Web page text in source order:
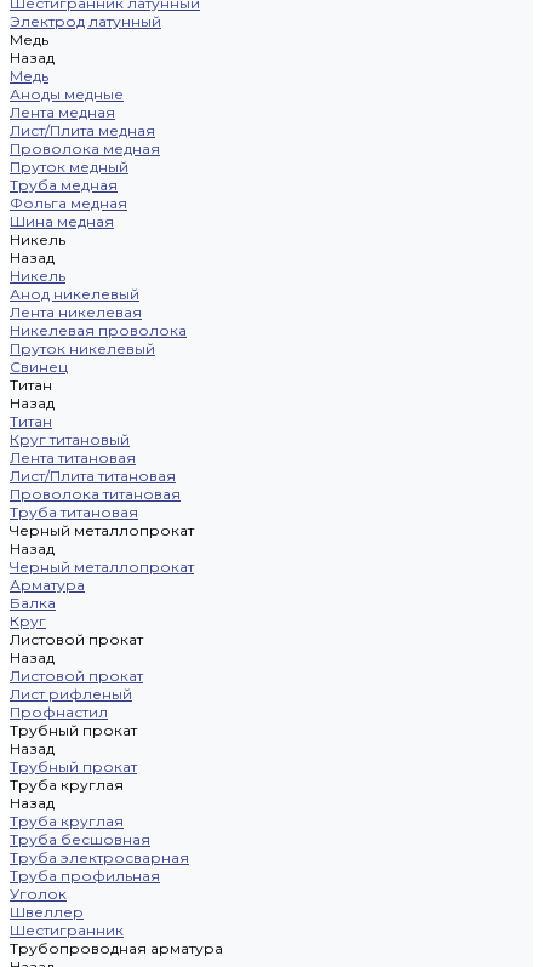
Электрод латунный
Медь
Назад
Медь
Аноды медные
Лента медная
Лист/Плита медная
Проволока медная
Пруток медный
Труба медная
Фольга медная
Шина медная
Никель
Назад
Никель
Анод никелевый
Лента никелевая
Никелевая проволока
Пруток никелевый
Свинец
Титан
Назад
Титан
Круг титановый
Лента титановая
Лист/Плита титановая
Проволока титановая
Труба титановая
Черный металлопрокат
Назад
Черный металлопрокат
Арматура
Балка
Круг
Листовой прокат
Назад
Листовой прокат
Лист рифленый
Профнастил
Трубный прокат
Назад
Трубный прокат
Труба круглая
Назад
Труба круглая
Труба бесшовная
Труба электросварная
Труба профильная
Уголок
Швеллер
Шестигранник
Трубопроводная арматура